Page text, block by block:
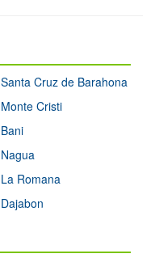
Santa Cruz de Barahona
Monte Cristi
Bani
Nagua
La Romana
Dajabon